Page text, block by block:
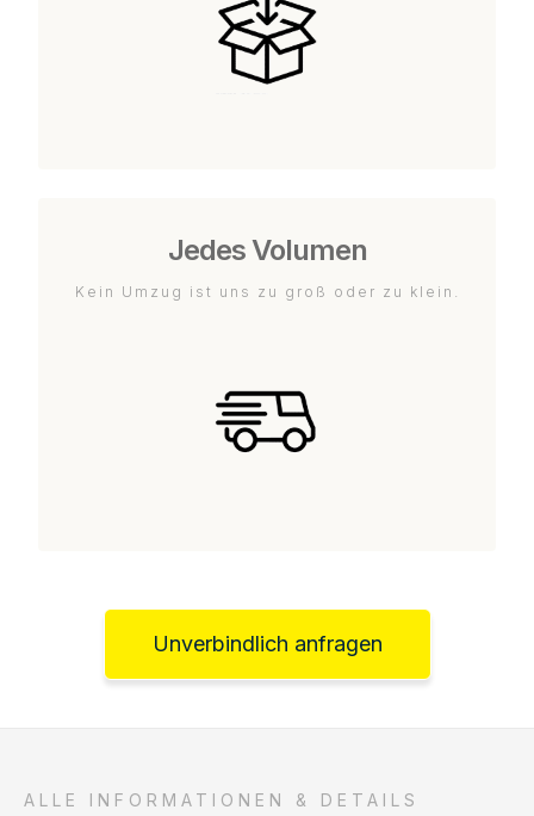
Jedes Volumen
Kein Umzug ist uns zu groß oder zu klein.
Unverbindlich anfragen
ALLE INFORMATIONEN & DETAILS